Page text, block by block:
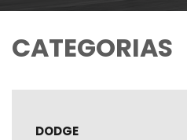
CATEGORIAS
DODGE